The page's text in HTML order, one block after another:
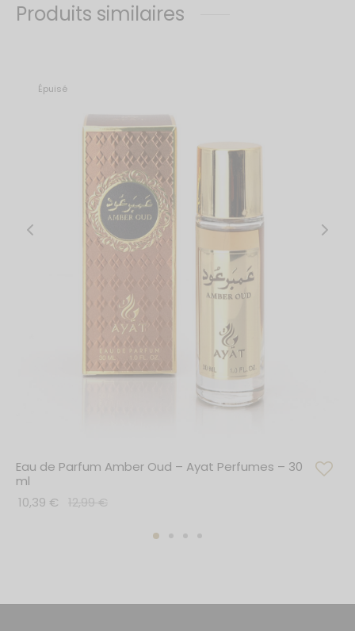
Produits similaires
Épuisé
Eau de Parfum Amber Oud – Ayat Perfumes – 30
ml
10,39 € 12,99€